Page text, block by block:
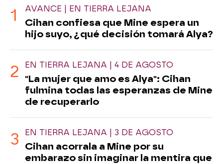
AVANCE | EN TIERRA LEJANA
Cihan confiesa que Mine espera un
hijo suyo, ¿qué decisión tomará Alya?
EN TIERRA LEJANA | 4 DE AGOSTO
"La mujer que amo es Alya": Cihan
fulmina todas las esperanzas de Mine
de recuperarlo
EN TIERRA LEJANA | 3 DE AGOSTO
Cihan acorrala a Mine por su
embarazo sin imaginar la mentira que